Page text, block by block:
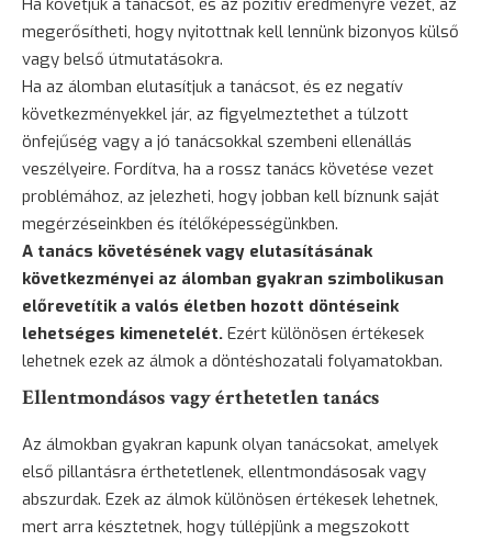
megerősítheti, hogy nyitottnak kell lennünk bizonyos külső
vagy belső útmutatásokra.
Ha az álomban elutasítjuk a tanácsot, és ez negatív
következményekkel jár, az figyelmeztethet a túlzott
önfejűség vagy a jó tanácsokkal szembeni ellenállás
veszélyeire. Fordítva, ha a rossz tanács követése vezet
problémához, az jelezheti, hogy jobban kell bíznunk saját
megérzéseinkben és ítélőképességünkben.
A tanács követésének vagy elutasításának
következményei az álomban gyakran szimbolikusan
előrevetítik a valós életben hozott döntéseink
lehetséges kimenetelét. Ezért különösen értékesek
lehetnek ezek az álmok a döntéshozatali folyamatokban.
Ellentmondásos vagy érthetetlen tanács
Az álmokban gyakran kapunk olyan tanácsokat, amelyek
első pillantásra érthetetlenek, ellentmondásosak vagy
abszurdak. Ezek az álmok különösen értékesek lehetnek,
mert arra késztetnek, hogy túllépjünk a megszokott